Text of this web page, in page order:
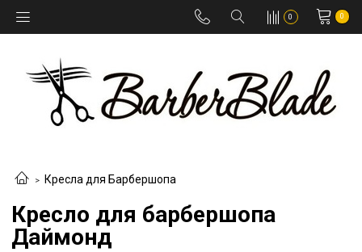
0 0
Кресла для Барбершопа
Кресло для барбершопа
Даймонд